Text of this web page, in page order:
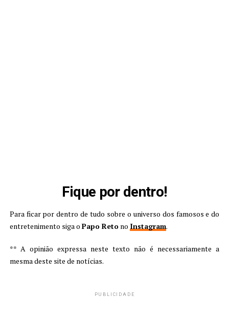
Fique por dentro!
Para ficar por dentro de tudo sobre o universo dos famosos e do
entretenimento siga o Papo Retono Instagram.
** A opinião expressa neste texto não é necessariamente a
mesma deste site de notícias.
PUBLICIDADE